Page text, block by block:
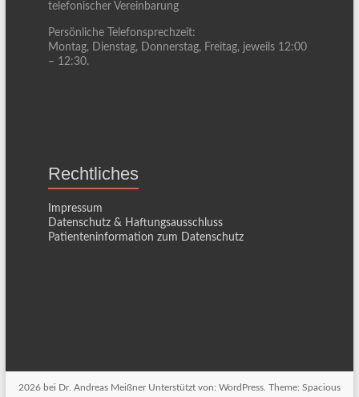
telefonischer Vereinbarung
Persönliche Telefonsprechzeit:
Montag, Dienstag, Donnerstag, Freitag, jeweils 12:00
– 12:30.
Rechtliches
Impressum
Datenschutz & Haftungsausschluss
Patienteninformation zum Datenschutz
2026 bei Dr. Andreas MeißnerUnterstützt von: WordPress. Theme: Spacious